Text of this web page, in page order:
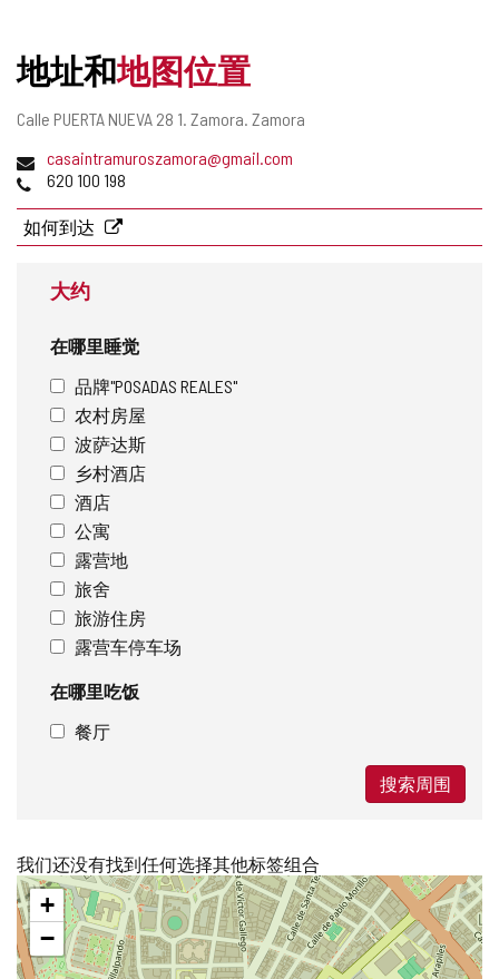
地址和地图位置
邮
地
址
Calle PUERTA NUEVA 28 1. Zamora. Zamora
电
子
件
地
casaintramuroszamora@gmail.com
电
620 100 198
如何到达
大约
在哪里睡觉
品牌"POSADAS REALES"
农村房屋
波萨达斯
乡村酒店
酒店
公寓
露营地
旅舍
旅游住房
露营车停车场
在哪里吃饭
餐厅
搜索周围
我们还没有找到任何选择其他标签组合
跳
过
地
图
+
−